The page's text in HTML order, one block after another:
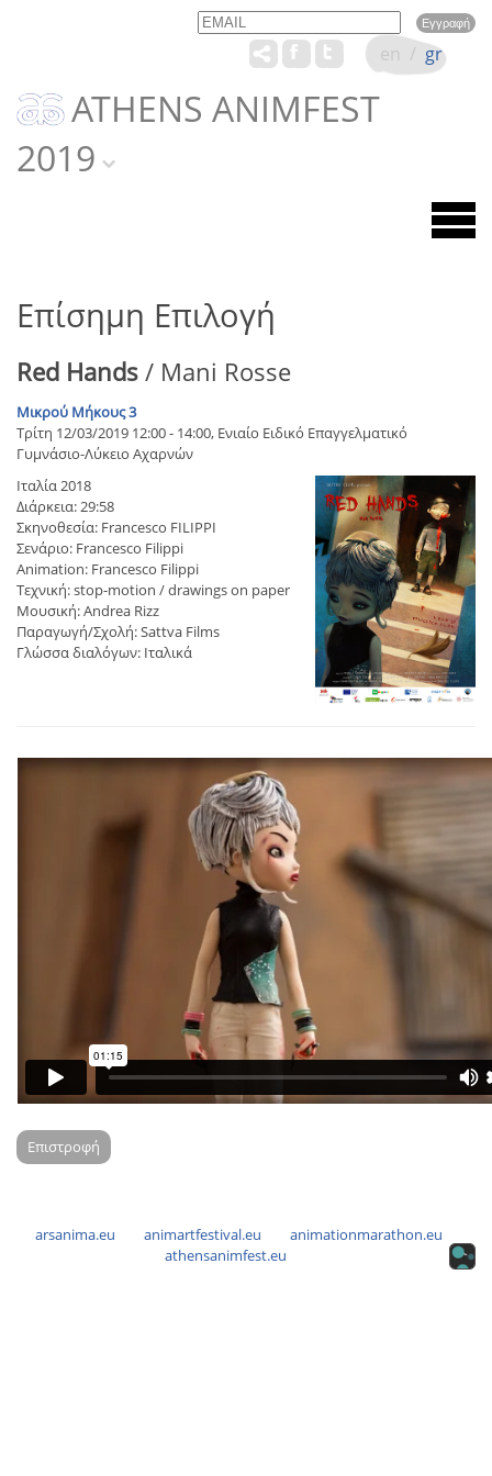
Email Name
ATHENS ANIMFEST
2019
en / gr
Επίσημη Επιλογή
Red Hands / Mani Rosse
Μικρού Μήκους 3
Τρίτη 12/03/2019 12:00 - 14:00, Ενιαίο Ειδικό Επαγγελματικό
Γυμνάσιο-Λύκειο Αχαρνών
Ιταλία 2018
Διάρκεια: 29:58
Σκηνοθεσία: Francesco FILIPPI
Σενάριο: Francesco Filippi
Animation: Francesco Filippi
Τεχνική: stop-motion / drawings on paper
Μουσική: Andrea Rizz
Παραγωγή/Σχολή: Sattva Films
Γλώσσα διαλόγων: Ιταλικά
Επιστροφή
arsanima.eu animartfestival.eu
animationmarathon.eu
athensanimfest.eu